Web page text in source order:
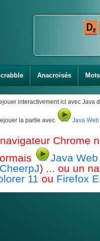
Anacroisés
interactivement ici avec Java
la partie avec Java Web
Chrome
Java
) ... ou un
11 ou Firefox